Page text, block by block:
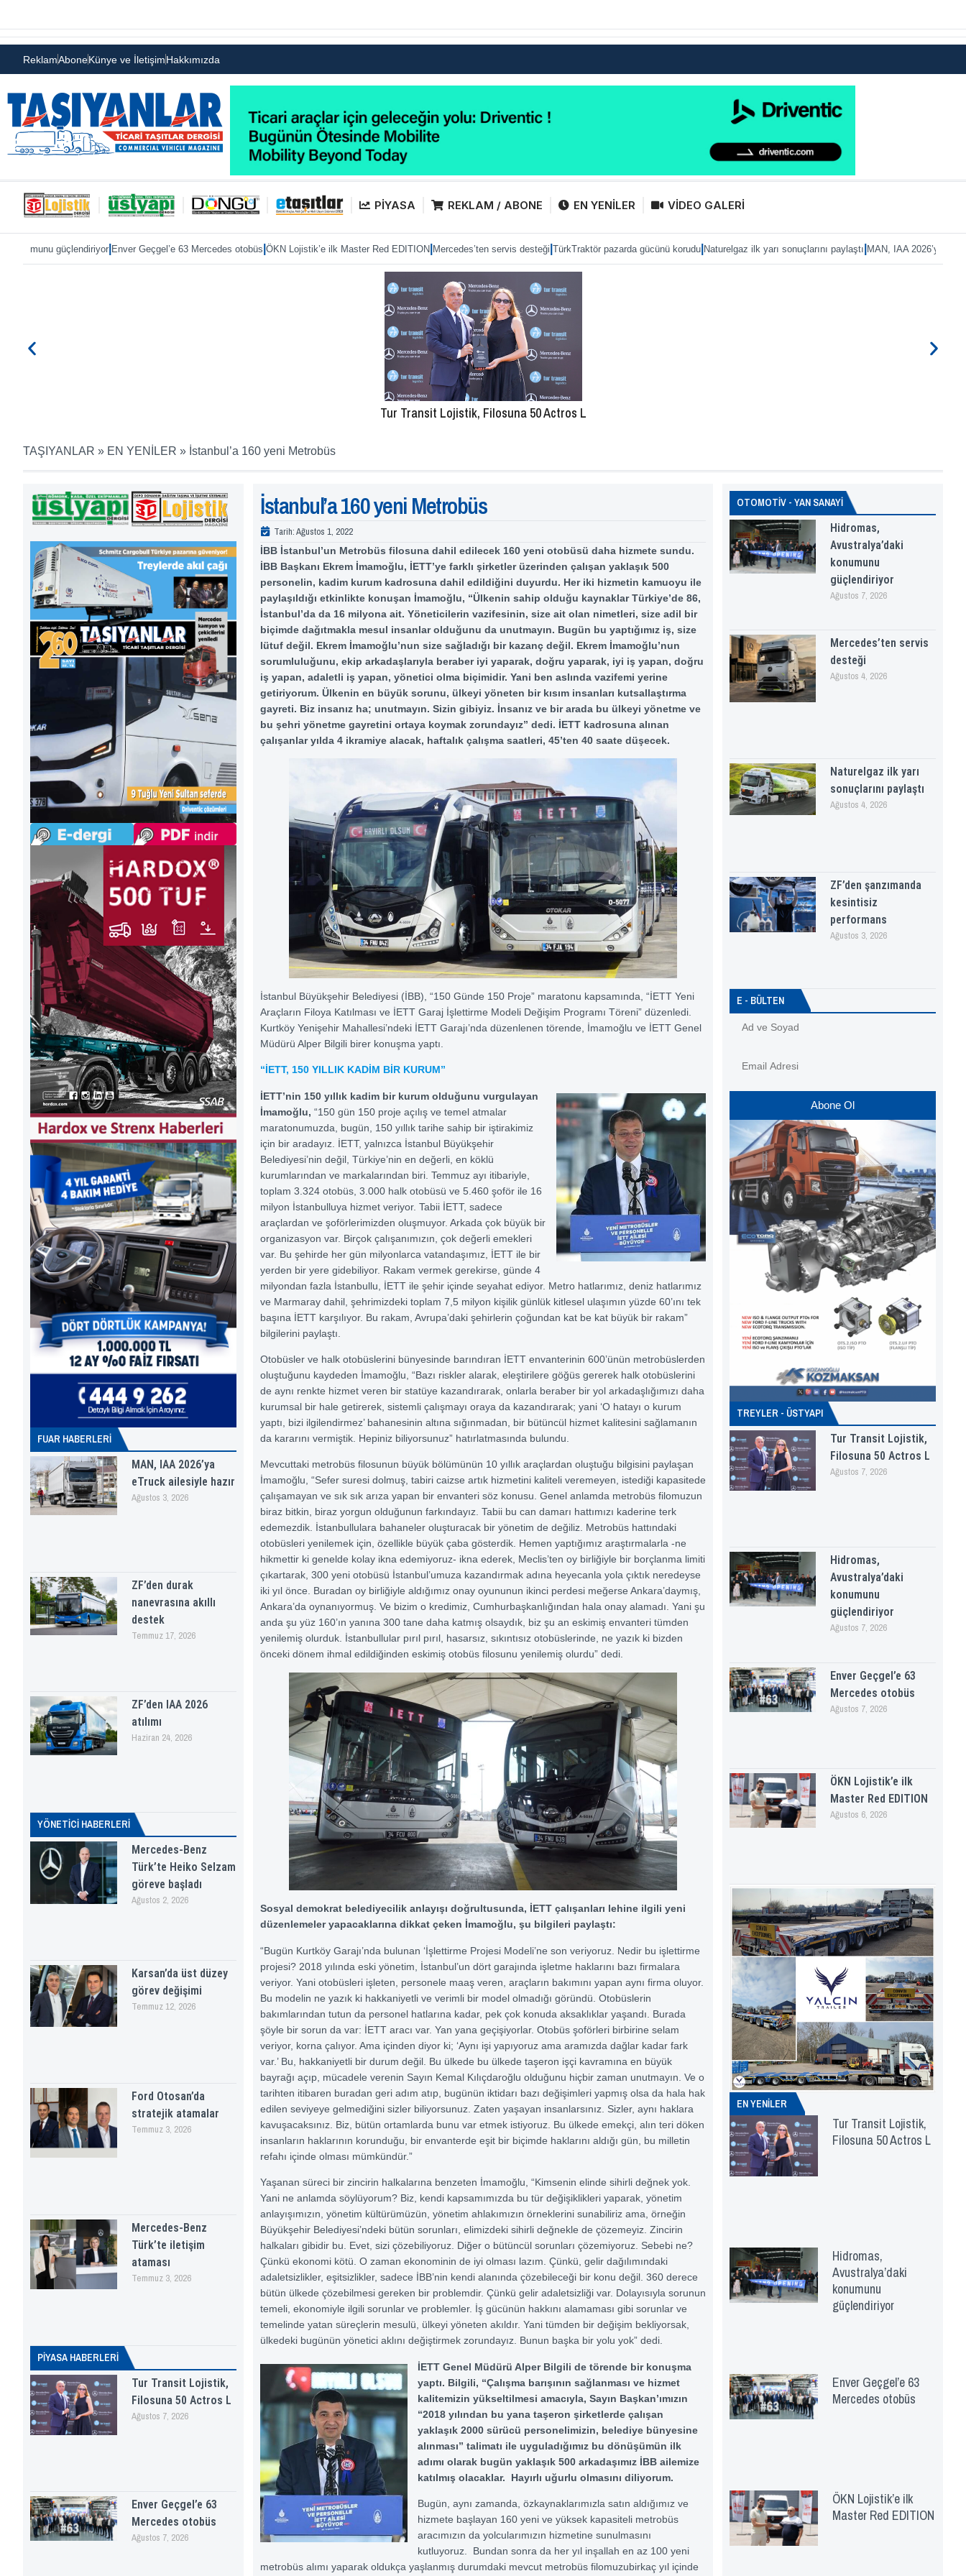
ReklamAboneKünye ve İletişimHakkımızda
PİYASA REKLAM / ABONE EN YENİLER VİDEO GALERİ
|Enver Geçgel’e 63 Mercedes otobüs|ÖKN Lojistik’e ilk Master Red EDITION| Mercedes’ten servis desteği| TürkTraktör pazarda gücünü korudu |Naturelgaz ilk yarı sonuçlarını paylaştı|MAN, IAA 2026’ya eTruck ailesiyle
Tur Transit Lojistik, Filosuna 50 Actros L
TAŞIYANLAR » EN YENİLER » İstanbul’a 160 yeni Metrobüs
FUAR HABERLERI
MAN, IAA 2026’ya
eTruck ailesiyle hazır
Ağustos 3, 2026
ZF’den durak
nanevrasına akıllı
destek
Temmuz 17, 2026
ZF’den IAA 2026
atılımı
Haziran 24, 2026
YÖNETICI HABERLERI
Mercedes-Benz
Türk’te Heiko Selzam
göreve başladı
Ağustos 2, 2026
Karsan’da üst düzey
görev değişimi
Temmuz 12, 2026
Ford Otosan’da
stratejik atamalar
Temmuz 3, 2026
Mercedes-Benz
Türk’te iletişim
ataması
Temmuz 3, 2026
PİYASA HABERLERI
Tur Transit Lojistik,
Filosuna 50 Actros L
Ağustos 7, 2026
Enver Geçgel’e 63
Mercedes otobüs
Ağustos 7, 2026
İstanbul’a 160 yeni Metrobüs
Tarih:Ağustos 1, 2022
İBB İstanbul’un Metrobüs filosuna dahil edilecek 160 yeni otobüsü daha hizmete sundu.
İBB Başkanı Ekrem İmamoğlu, İETT’ye farklı şirketler üzerinden çalışan yaklaşık 500
personelin, kadim kurum kadrosuna dahil edildiğini duyurdu. Her iki hizmetin kamuoyu ile
paylaşıldığı etkinlikte konuşan İmamoğlu, “Ülkenin sahip olduğu kaynaklar Türkiye’de 86,
İstanbul’da da 16 milyona ait. Yöneticilerin vazifesinin, size ait olan nimetleri, size adil bir
biçimde dağıtmakla mesul insanlar olduğunu da unutmayın. Bugün bu yaptığımız iş, size
lütuf değil. Ekrem İmamoğlu’nun size sağladığı bir kazanç değil. Ekrem İmamoğlu’nun
sorumluluğunu, ekip arkadaşlarıyla beraber iyi yaparak, doğru yaparak, iyi iş yapan, doğru
iş yapan, adaletli iş yapan, yönetici olma biçimidir. Yani ben aslında vazifemi yerine
getiriyorum. Ülkenin en büyük sorunu, ülkeyi yöneten bir kısım insanları kutsallaştırma
gayreti. Biz insanız ha; unutmayın. Sizin gibiyiz. İnsanız ve bir arada bu ülkeyi yönetme ve
bu şehri yönetme gayretini ortaya koymak zorundayız” dedi. İETT kadrosuna alınan
çalışanlar yılda 4 ikramiye alacak, haftalık çalışma saatleri, 45’ten 40 saate düşecek.
İstanbul Büyükşehir Belediyesi (İBB), “150 Günde 150 Proje” maratonu kapsamında, “İETT Yeni
Araçların Filoya Katılması ve İETT Garaj İşlettirme Modeli Değişim Programı Töreni” düzenledi.
Kurtköy Yenişehir Mahallesi’ndeki İETT Garajı’nda düzenlenen törende, İmamoğlu ve İETT Genel
Müdürü Alper Bilgili birer konuşma yaptı.
“İETT, 150 YILLIK KADİM BİR KURUM”
İETT’nin 150 yıllık kadim bir kurum olduğunu vurgulayan
İmamoğlu, “150 gün 150 proje açılış ve temel atmalar
maratonumuzda, bugün, 150 yıllık tarihe sahip bir iştirakimiz
için bir aradayız. İETT, yalnızca İstanbul Büyükşehir
Belediyesi’nin değil, Türkiye’nin en değerli, en köklü
kurumlarından ve markalarından biri. Temmuz ayı itibariyle,
toplam 3.324 otobüs, 3.000 halk otobüsü ve 5.460 şoför ile 16
milyon İstanbulluya hizmet veriyor. Tabii İETT, sadece
araçlardan ve şoförlerimizden oluşmuyor. Arkada çok büyük bir
organizasyon var. Birçok çalışanımızın, çok değerli emekleri
var. Bu şehirde her gün milyonlarca vatandaşımız, İETT ile bir
yerden bir yere gidebiliyor. Rakam vermek gerekirse, günde 4
milyondan fazla İstanbullu, İETT ile şehir içinde seyahat ediyor. Metro hatlarımız, deniz hatlarımız
ve Marmaray dahil, şehrimizdeki toplam 7,5 milyon kişilik günlük kitlesel ulaşımın yüzde 60’ını tek
başına İETT karşılıyor. Bu rakam, Avrupa’daki şehirlerin çoğundan kat be kat büyük bir rakam”
bilgilerini paylaştı.
Otobüsler ve halk otobüslerini bünyesinde barındıran İETT envanterinin 600’ünün metrobüslerden
oluştuğunu kaydeden İmamoğlu, “Bazı riskler alarak, eleştirilere göğüs gererek halk otobüslerini
de aynı renkte hizmet veren bir statüye kazandırarak, onlarla beraber bir yol arkadaşlığımızı daha
kurumsal bir hale getirerek, sistemli çalışmayı oraya da kazandırarak; yani ‘O hatayı o kurum
yaptı, bizi ilgilendirmez’ bahanesinin altına sığınmadan, bir bütüncül hizmet kalitesini sağlamanın
da kararını vermiştik. Hepiniz biliyorsunuz” hatırlatmasında bulundu.
Mevcuttaki metrobüs filosunun büyük bölümünün 10 yıllık araçlardan oluştuğu bilgisini paylaşan
İmamoğlu, “Sefer suresi dolmuş, tabiri caizse artık hizmetini kaliteli veremeyen, istediği kapasitede
çalışamayan ve sık sık arıza yapan bir envanteri söz konusu. Genel anlamda metrobüs filomuzun
biraz bitkin, biraz yorgun olduğunun farkındayız. Tabii bu can damarı hattımızı kaderine terk
edemezdik. İstanbullulara bahaneler oluşturacak bir yönetim de değiliz. Metrobüs hattındaki
otobüsleri yenilemek için, özellikle büyük çaba gösterdik. Hemen yaptığımız araştırmalarla -ne
hikmettir ki genelde kolay ikna edemiyoruz- ikna ederek, Meclis’ten oy birliğiyle bir borçlanma limiti
çıkartarak, 300 yeni otobüsü İstanbul’umuza kazandırmak adına heyecanla yola çıktık neredeyse
iki yıl önce. Buradan oy birliğiyle aldığımız onay oyununun ikinci perdesi meğerse Ankara’daymış,
Ankara’da oynanıyormuş. Ve bizim o kredimiz, Cumhurbaşkanlığından hala onay alamadı. Yani şu
anda şu yüz 160’ın yanına 300 tane daha katmış olsaydık, biz şu an eskimiş envanteri tümden
yenilemiş olurduk. İstanbullular pırıl pırıl, hasarsız, sıkıntısız otobüslerinde, ne yazık ki bizden
önceki dönem ihmal edildiğinden eskimiş otobüs filosunu yenilemiş olurdu” dedi.
Sosyal demokrat belediyecilik anlayışı doğrultusunda, İETT çalışanları lehine ilgili yeni
düzenlemeler yapacaklarına dikkat çeken İmamoğlu, şu bilgileri paylaştı:
“Bugün Kurtköy Garajı’nda bulunan ‘İşlettirme Projesi Modeli’ne son veriyoruz. Nedir bu işlettirme
projesi? 2018 yılında eski yönetim, İstanbul’un dört garajında işletme haklarını bazı firmalara
veriyor. Yani otobüsleri işleten, personele maaş veren, araçların bakımını yapan aynı firma oluyor.
Bu modelin ne yazık ki hakkaniyetli ve verimli bir model olmadığı göründü. Otobüslerin
bakımlarından tutun da personel hatlarına kadar, pek çok konuda aksaklıklar yaşandı. Burada
şöyle bir sorun da var: İETT aracı var. Yan yana geçişiyorlar. Otobüs şoförleri birbirine selam
veriyor, korna çalıyor. Ama içinden diyor ki; ‘Aynı işi yapıyoruz ama aramızda dağlar kadar fark
var.’ Bu, hakkaniyetli bir durum değil. Bu ülkede bu ülkede taşeron işçi kavramına en büyük
bayrağı açıp, mücadele verenin Sayın Kemal Kılıçdaroğlu olduğunu hiçbir zaman unutmayın. Ve o
tarihten itibaren buradan geri adım atıp, bugünün iktidarı bazı değişimleri yapmış olsa da hala hak
edilen seviyeye gelmediğini sizler biliyorsunuz. Zaten yaşayan insanlarsınız. Sizler, aynı haklara
kavuşacaksınız. Biz, bütün ortamlarda bunu var etmek istiyoruz. Bu ülkede emekçi, alın teri döken
insanların haklarının korunduğu, bir envanterde eşit bir biçimde haklarını aldığı gün, bu milletin
refahı içinde olması mümkündür.”
Yaşanan süreci bir zincirin halkalarına benzeten İmamoğlu, “Kimsenin elinde sihirli değnek yok.
Yani ne anlamda söylüyorum? Biz, kendi kapsamımızda bu tür değişiklikleri yaparak, yönetim
anlayışımızın, yönetim kültürümüzün, yönetim ahlakımızın örneklerini sunabiliriz ama, örneğin
Büyükşehir Belediyesi’ndeki bütün sorunları, elimizdeki sihirli değnekle de çözemeyiz. Zincirin
halkaları gibidir bu. Evet, sizi çözebiliyoruz. Diğer o bütüncül sorunları çözemiyoruz. Sebebi ne?
Çünkü ekonomi kötü. O zaman ekonominin de iyi olması lazım. Çünkü, gelir dağılımındaki
adaletsizlikler, eşitsizlikler, sadece İBB’nin kendi alanında çözebileceği bir konu değil. 360 derece
bütün ülkede çözebilmesi gereken bir problemdir. Çünkü gelir adaletsizliği var. Dolayısıyla sorunun
temeli, ekonomiyle ilgili sorunlar ve problemler. İş gücünün hakkını alamaması gibi sorunlar ve
temelinde yatan süreçlerin mesulü, ülkeyi yöneten akıldır. Yani tümden bir değişim bekliyorsak,
ülkedeki bugünün yönetici aklını değiştirmek zorundayız. Bunun başka bir yolu yok” dedi.
İETT Genel Müdürü Alper Bilgili de törende bir konuşma
yaptı. Bilgili, “Çalışma barışının sağlanması ve hizmet
kalitemizin yükseltilmesi amacıyla, Sayın Başkan’ımızın
“2018 yılından bu yana taşeron şirketlerde çalışan
yaklaşık 2000 sürücü personelimizin, belediye bünyesine
alınması” talimatı ile uyguladığımız bu dönüşümün ilk
adımı olarak bugün yaklaşık 500 arkadaşımız İBB ailemize
katılmış olacaklar. Hayırlı uğurlu olmasını diliyorum.
Bugün, aynı zamanda, özkaynaklarımızla satın aldığımız ve
hizmete başlayan 160 yeni ve yüksek kapasiteli metrobüs
aracımızın da yolcularımızın hizmetine sunulmasını
kutluyoruz. Bundan sonra da her yıl inşallah en az 100 yeni
metrobüs alımı yaparak oldukça yaşlanmış durumdaki mevcut metrobüs filomuzubirkaç yıl içinde
OTOMOTİV - YAN SANAYİ
Hidromas,
Avustralya’daki
konumunu
güçlendiriyor
Ağustos 7, 2026
Mercedes’ten servis
desteği
Ağustos 4, 2026
Naturelgaz ilk yarı
sonuçlarını paylaştı
Ağustos 4, 2026
ZF’den şanzımanda
kesintisiz
performans
Ağustos 3, 2026
E - BÜLTEN
Abone Ol
TREYLER - ÜSTYAPI
Tur Transit Lojistik,
Filosuna 50 Actros L
Ağustos 7, 2026
Hidromas,
Avustralya’daki
konumunu
güçlendiriyor
Ağustos 7, 2026
Enver Geçgel’e 63
Mercedes otobüs
Ağustos 7, 2026
ÖKN Lojistik’e ilk
Master Red EDITION
Ağustos 6, 2026
EN YENİLER
Tur Transit Lojistik,
Filosuna 50 Actros L
Hidromas,
Avustralya’daki
konumunu
güçlendiriyor
Enver Geçgel’e 63
Mercedes otobüs
ÖKN Lojistik’e ilk
Master Red EDITION